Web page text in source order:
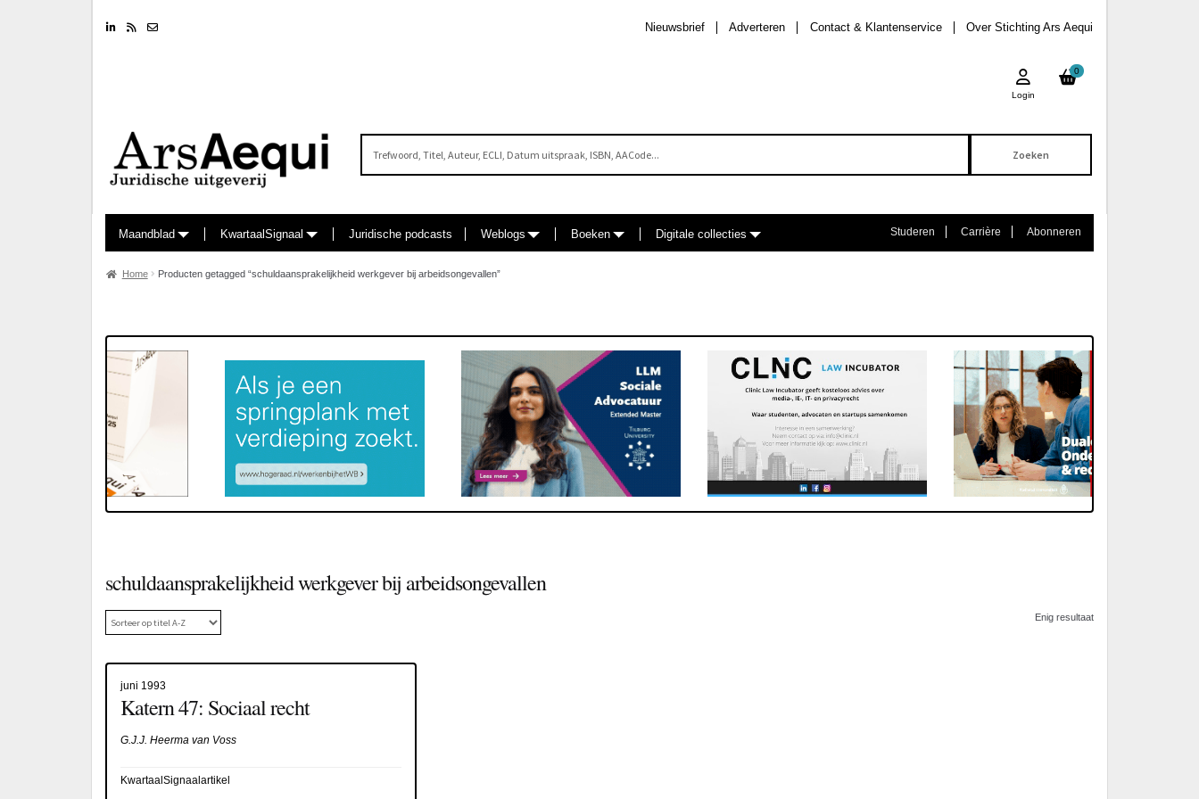
LinkedinRSS feed Over Stichting Ars Aequi
Contact & Klantenservice
Adverteren
Nieuwsbrief
0
Login
Maandblad KwartaalSignaal Juridische podcasts Weblogs Boeken Digitale collecties Studeren Carrière Abonneren
Home Producten getagged “schuldaansprakelijkheid werkgever bij arbeidsongevallen”
schuldaansprakelijkheid werkgever bij arbeidsongevallen
Enig resultaat
juni 1993
Katern 47: Sociaal recht
G.J.J. Heerma van Voss
KwartaalSignaalartikel